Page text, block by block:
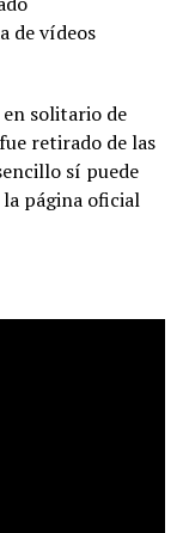
de vídeos
solitario de
retirado de las
sí puede
página oficial